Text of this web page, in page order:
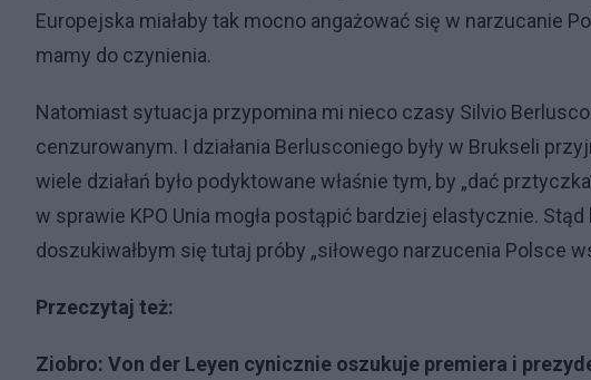
Europejska miałaby tak mocno angażować się w narzucanie
mamy do czynienia.
Natomiast sytuacja przypomina mi nieco czasy Silvio
cenzurowanym. I działania Berlusconiego były w Brukseli
wiele działań było podyktowane właśnie tym, by „dać
w sprawie KPO Unia mogła postąpić bardziej elastycznie.
doszukiwałbym się tutaj próby „siłowego narzucenia Polsce
Przeczytaj też:
Ziobro: Von der Leyen cynicznie oszukuje premiera i